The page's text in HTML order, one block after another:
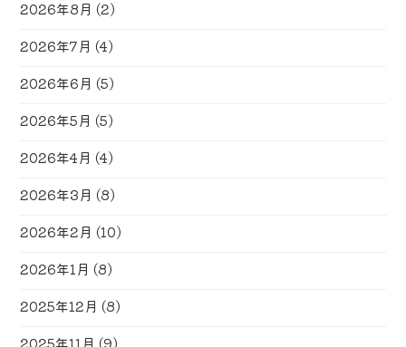
2026年8月 (2)
2026年7月 (4)
2026年6月 (5)
2026年5月 (5)
2026年4月 (4)
2026年3月 (8)
2026年2月 (10)
2026年1月 (8)
2025年12月 (8)
2025年11月 (9)